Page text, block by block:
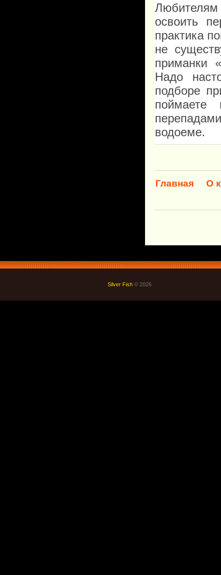
освоить
практика
не
приманки
Надо
подборе
водоеме.
Главная О
Silver Fish © 2026